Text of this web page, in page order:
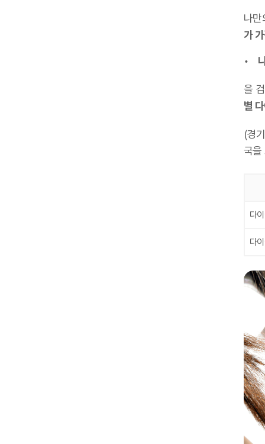
나만
가
을
별
(경
국을
다
다